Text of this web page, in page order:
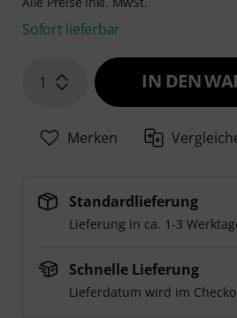
Sofort lieferbar
1 IN DEN
Merken
Standardlieferung
Lieferung in ca. 1-3
Schnelle Lieferung
Lieferdatum wird im